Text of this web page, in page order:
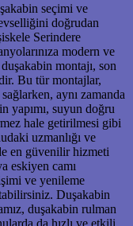
seçimi ve
doğrudan
Serindere
modern ve
montajı, son
Bu tür montajlar,
aynı zamanda
yapımı, suyun doğru
hale getirilmesi gibi
uzmanlığı ve
en güvenilir hizmeti
eskiyen camı
ve yenileme
Duşakabin
duşakabin rulman
da hızlı ve etkili